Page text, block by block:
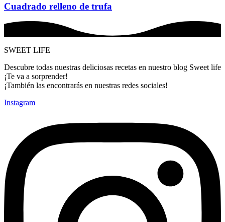
Cuadrado relleno de trufa
SWEET LIFE
Descubre todas nuestras deliciosas recetas en nuestro blog Sweet life
¡Te va a sorprender!
¡También las encontrarás en nuestras redes sociales!
Instagram